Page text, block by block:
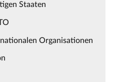
Staaten
Organisationen